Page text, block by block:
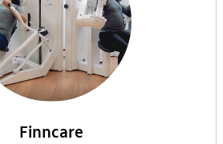
Finncare